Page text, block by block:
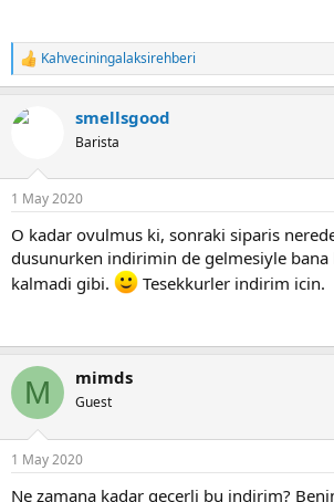
T
e
k
Kahveciningalaksirehberi
smellsgood
Barista
1 May 2020
O kadar ovulmus ki, sonraki siparis
dusunurken indirimin de gelmesiyle bana
kalmadi gibi.
Tesekkurler indirim icin.
M mimds
Guest
1 May 2020
Ne zamana kadar geçerli bu indirim?